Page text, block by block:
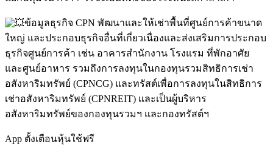
ข้อมูลธุรกิจ CPN พัฒนาและให้เช่าพื้นที่ศูนย์การค้าขนาด
ใหญ่ และประกอบธุรกิจอื่นที่เกี่ยวเนื่องและส่งเสริมการประกอบ
ธุรกิจศูนย์การค้า เช่น อาคารสำนักงาน โรงแรม ที่พักอาศัย
และศูนย์อาหาร รวมถึงการลงทุนในกองทุนรวมสิทธิการเช่า
อสังหาริมทรัพย์ (CPNCG) และทรัสต์เพื่อการลงทุนในสิทธิการ
เช่าอสังหาริมทรัพย์ (CPNREIT) และเป็นผู้บริหาร
อสังหาริมทรัพย์ของกองทุนรวมฯ และกองทรัสต์ฯ
App ตั้งเตือนหุ้นใช้ฟรี